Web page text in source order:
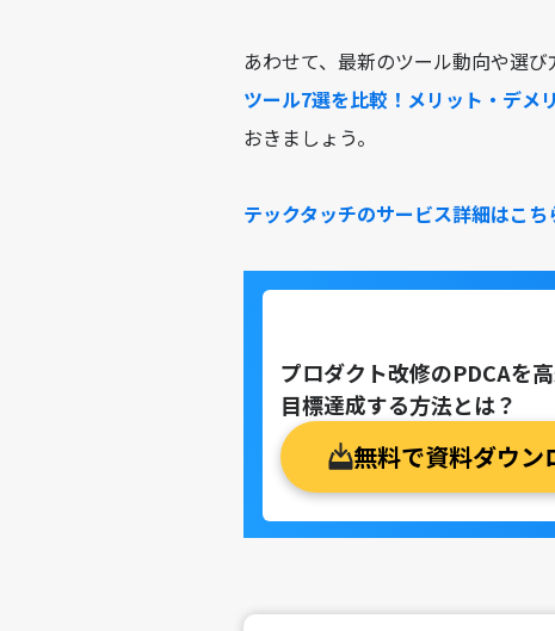
あわせて、最新のツール動向や選
ツール7選を比較！メリット・デメ
おきましょう。
テックタッチのサービス詳細はこち
プロダクト改修のPDCAを
目標達成する方法とは？
無料で資料ダウン